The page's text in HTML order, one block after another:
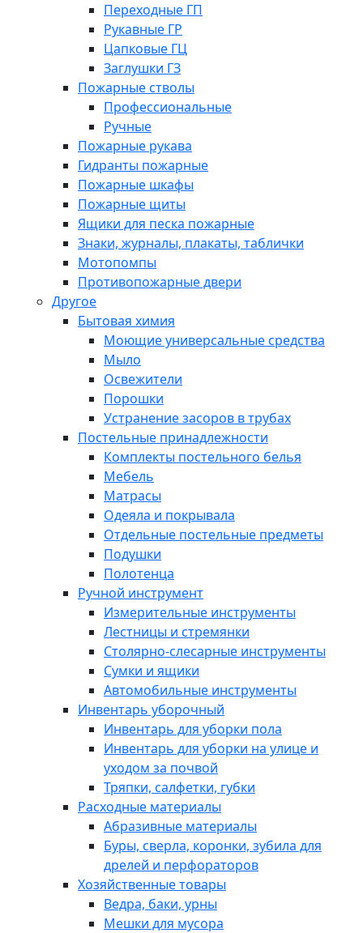
Переходные ГП
Рукавные ГР
Цапковые ГЦ
Заглушки ГЗ
Пожарные стволы
Профессиональные
Ручные
Пожарные рукава
Гидранты пожарные
Пожарные шкафы
Пожарные щиты
Ящики для песка пожарные
Знаки, журналы, плакаты, таблички
Мотопомпы
Противопожарные двери
Другое
Бытовая химия
Моющие универсальные средства
Мыло
Освежители
Порошки
Устранение засоров в трубах
Постельные принадлежности
Комплекты постельного белья
Мебель
Матрасы
Одеяла и покрывала
Отдельные постельные предметы
Подушки
Полотенца
Ручной инструмент
Измерительные инструменты
Лестницы и стремянки
Столярно-слесарные инструменты
Сумки и ящики
Автомобильные инструменты
Инвентарь уборочный
Инвентарь для уборки пола
Инвентарь для уборки на улице и
уходом за почвой
Тряпки, салфетки, губки
Расходные материалы
Абразивные материалы
Буры, сверла, коронки, зубила для
дрелей и перфораторов
Хозяйственные товары
Ведра, баки, урны
Мешки для мусора